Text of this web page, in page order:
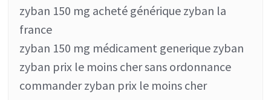
zyban 150 mg acheté générique zyban la
france
zyban 150 mg médicament generique zyban
zyban prix le moins cher sans ordonnance
commander zyban prix le moins cher